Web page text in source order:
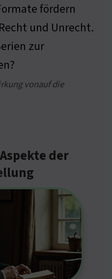
fördern
und Unrecht.
zur
vonauf die
der